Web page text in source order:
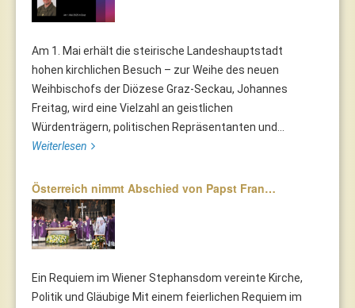
Am 1. Mai erhält die steirische Landeshauptstadt
hohen kirchlichen Besuch – zur Weihe des neuen
Weihbischofs der Diözese Graz-Seckau, Johannes
Freitag, wird eine Vielzahl an geistlichen
Würdenträgern, politischen Repräsentanten und...
Weiterlesen
Österreich nimmt Abschied von Papst Fran…
Ein Requiem im Wiener Stephansdom vereinte Kirche,
Politik und Gläubige Mit einem feierlichen Requiem im